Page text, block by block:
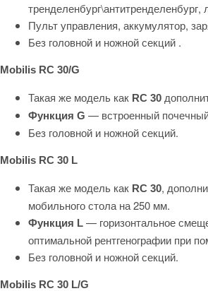
тренделенбург\антитренделенбург,
Пульт управления, аккумулятор,
Без головной и ножной секций .
Mobilis RC 30/G
Такая же модель как RC 30
Функция G — встроенный
Без головной и ножной секций.
Mobilis RC 30 L
Такая же модель как RC 30,
мобильного стола на 250 мм.
Функция L— горизонтальное
оптимальной рентгенографии при
Без головной и ножной секций.
Mobilis RC 30 L/G